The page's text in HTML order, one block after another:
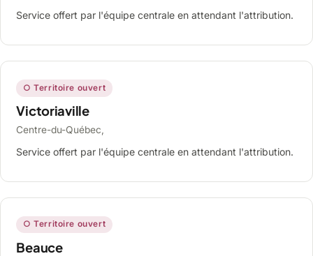
Service offert par l'équipe centrale en attendant l'attribution.
○ Territoire ouvert
Victoriaville
Centre-du-Québec,
Service offert par l'équipe centrale en attendant l'attribution.
○ Territoire ouvert
Beauce